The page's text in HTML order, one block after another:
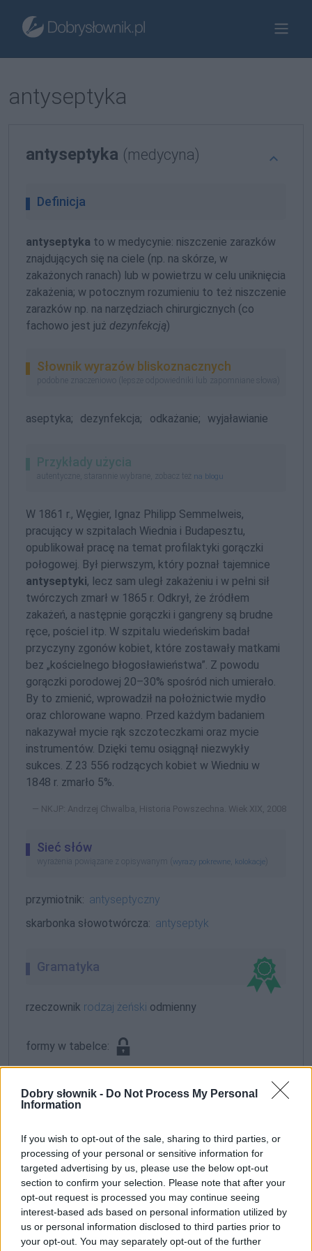
Dobry słownik - Do Not Process My Personal
Information
If you wish to opt-out of the sale, sharing to third parties, or
processing of your personal or sensitive information for
targeted advertising by us, please use the below opt-out
section to confirm your selection. Please note that after your
opt-out request is processed you may continue seeing
interest-based ads based on personal information utilized by
us or personal information disclosed to third parties prior to
your opt-out. You may separately opt-out of the further
antyseptyka
antyseptyka (medycyna)
Definicja
antyseptyka to w medycynie: niszczenie zarazków
znajdujących się na ciele (np. na skórze, w
zakażonych ranach) lub w powietrzu w celu uniknięcia
zakażenia; w potocznym rozumieniu to też niszczenie
zarazków np. na narzędziach chirurgicznych (co
fachowo jest już dezynfekcją)
Słownik wyrazów bliskoznacznych
podobne znaczeniowo (lepsze odpowiedniki lub zapomniane słowa)
aseptyka; dezynfekcja; odkażanie; wyjaławianie
Przykłady użycia
autentyczne, starannie wybrane, zobacz też na blogu
W 1861 r., Węgier, Ignaz Philipp Semmelweis,
pracujący w szpitalach Wiednia i Budapesztu,
opublikował pracę na temat profilaktyki gorączki
połogowej. Był pierwszym, który poznał tajemnice
antyseptyki, lecz sam uległ zakażeniu i w pełni sił
twórczych zmarł w 1865 r. Odkrył, że źródłem
zakażeń, a następnie gorączki i gangreny są brudne
ręce, pościel itp. W szpitalu wiedeńskim badał
przyczyny zgonów kobiet, które zostawały matkami
bez „kościelnego błogosławieństwa”. Z powodu
gorączki porodowej 20–30% spośród nich umierało.
By to zmienić, wprowadził na położnictwie mydło
oraz chlorowane wapno. Przed każdym badaniem
nakazywał mycie rąk szczoteczkami oraz mycie
instrumentów. Dzięki temu osiągnął niezwykły
sukces. Z 23 556 rodzących kobiet w Wiedniu w
1848 r. zmarło 5%.
NKJP: Andrzej Chwalba, Historia Powszechna. Wiek XIX, 2008
Sieć słów
wyrażenia powiązane z opisywanym ( wyrazy pokrewne kolokacje
przymiotnik: antyseptyczny
skarbonka słowotwórcza: antyseptyk
Gramatyka
rzeczownik rodzaj żeński odmienny
formy w tabelce:
antyseptyce; antyseptyk; antyseptyka; antyseptyką;
antyseptyki; antyseptyko; antyseptykom
ZGŁOŚ POPRAWKĘ